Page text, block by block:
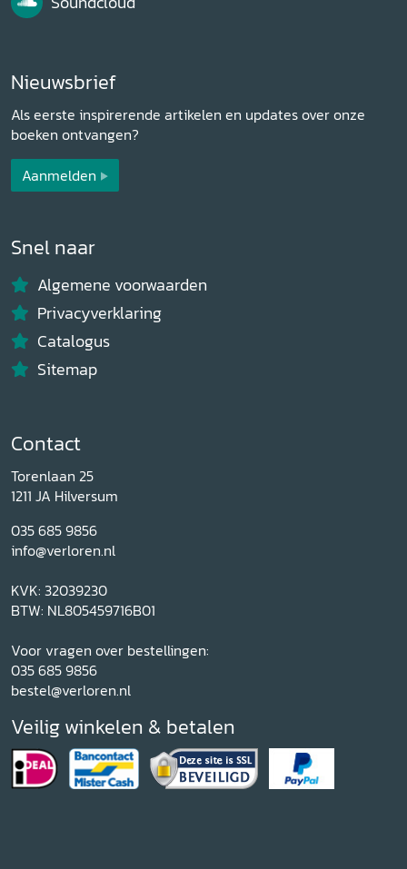
Nieuwsbrief
Als eerste inspirerende artikelen en updates over onze
boeken ontvangen?
Aanmelden
Snel naar
Algemene voorwaarden
Privacyverklaring
Catalogus
Sitemap
Contact
Torenlaan 25
1211 JA Hilversum
035 685 9856
info@verloren.nl
KVK: 32039230
BTW: NL805459716B01
Voor vragen over bestellingen:
035 685 9856
bestel@verloren.nl
Veilig winkelen & betalen